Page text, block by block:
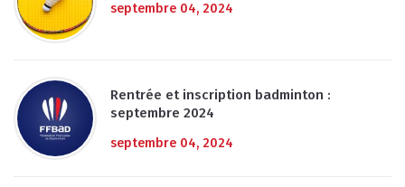
septembre 04, 2024
Rentrée et inscription badminton :
septembre 2024
septembre 04, 2024